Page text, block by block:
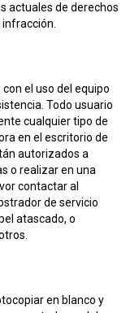
actuales de derechos
el uso del equipo
Todo usuario
cualquier tipo de
en el escritorio de
autorizados a
o realizar en una
contactar al
de servicio
atascado, o
en blanco y